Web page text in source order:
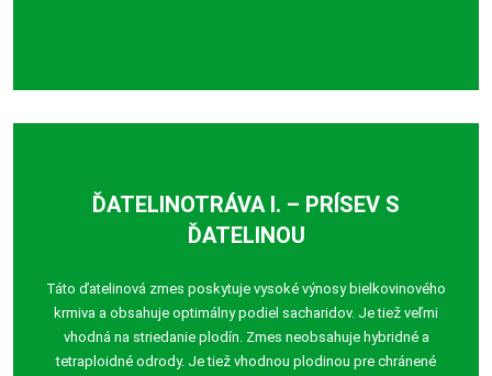
ĎATELINOTRÁVA I. – PRÍSEV S
ĎATELINOU
Táto ďatelinová zmes poskytuje vysoké výnosy bielkovinového
krmiva a obsahuje optimálny podiel sacharidov. Je tiež veľmi
vhodná na striedanie plodín. Zmes neobsahuje hybridné a
tetraploidné odrody. Je tiež vhodnou plodinou pre chránené